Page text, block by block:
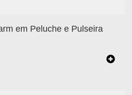
em Peluche e Pulseira